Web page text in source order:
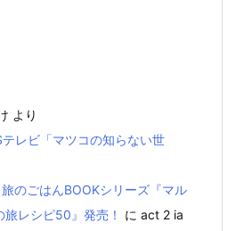
より
テレビ「マツコの知らない世
のごはんBOOKシリーズ『マル
レシピ50』発売！
に act 2 ia